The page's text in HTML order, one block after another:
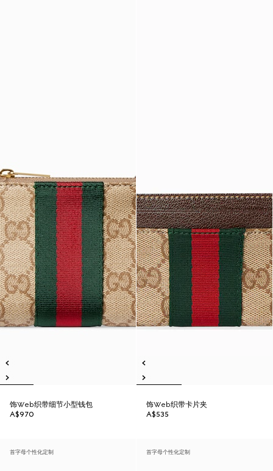
饰Web织带细节小型钱包
A$970
饰Web织带卡片夹
A$535
首字母个性化定制 首字母个性化定制